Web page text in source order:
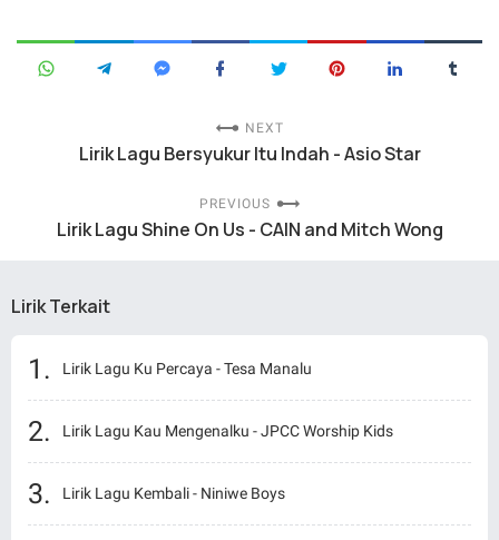
NEXT
Lirik Lagu Bersyukur Itu Indah - Asio Star
PREVIOUS
Lirik Lagu Shine On Us - CAIN and Mitch Wong
Lirik Terkait
Lirik Lagu Ku Percaya - Tesa Manalu
Lirik Lagu Kau Mengenalku - JPCC Worship Kids
Lirik Lagu Kembali - Niniwe Boys